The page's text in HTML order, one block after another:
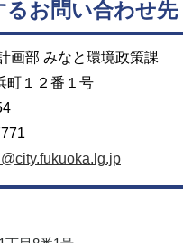
お問い合わせ先
画部 みなと環境政策課
町１２番１号